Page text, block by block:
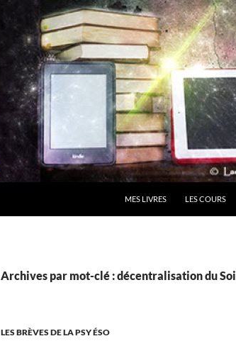
MES LIVRES LES COURS
Archives par mot-clé : décentralisation du Soi
LES BRÈVES DE LA PSY ÉSO